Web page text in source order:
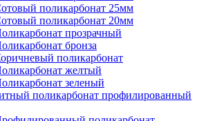
поликарбонат 25мм
поликарбонат 20мм
прозрачный
бронза
поликарбонат
желтый
зеленый
поликарбонат профилированный